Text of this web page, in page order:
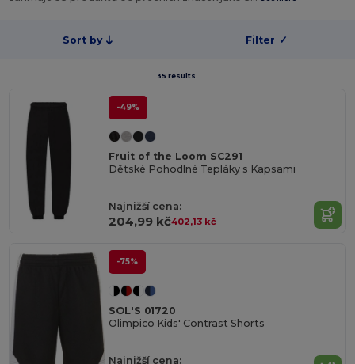
Sort by Filter ✓
35 results.
-49%
Fruit of the Loom SC291
Dětské Pohodlné Tepláky s Kapsami
Najnižší cena:
204,99 kč402,13 kč
-75%
SOL'S 01720
Olimpico Kids' Contrast Shorts
Najnižší cena: